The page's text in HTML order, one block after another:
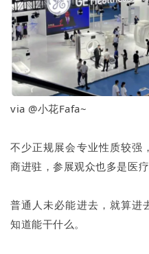
via @小花Fafa~
不少正规展会专业性质较强
商进驻，参展观众也多是医疗
普通人未必能进去，就算进
知道能干什么。